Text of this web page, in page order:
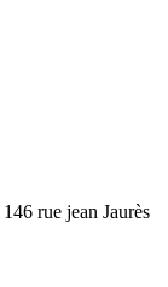
146 rue jean Jaurès